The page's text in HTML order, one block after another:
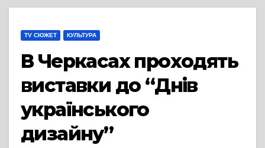
TV СЮЖЕТ КУЛЬТУРА
В Черкасах проходять
виставки до “Днів
українського
дизайну”